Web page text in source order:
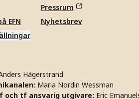
EFN
Pressrum
Nyhetsbrev
Hägerstrand
Maria Nordin Wessman
och tf ansvarig utgivare: Eric